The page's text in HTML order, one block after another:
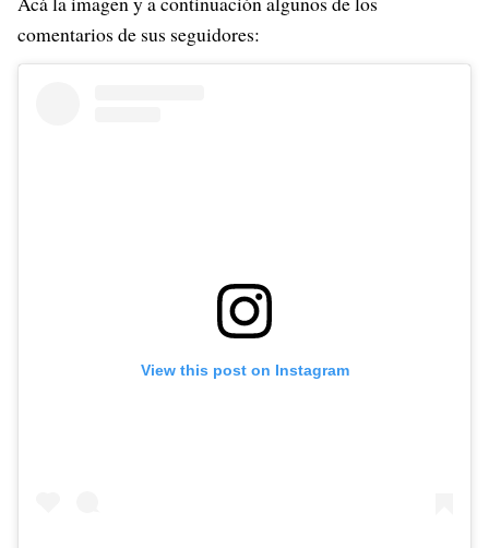
comentarios de sus seguidores:
View this post on Instagram